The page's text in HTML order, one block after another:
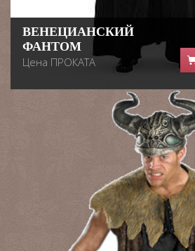
ВЕНЕЦИАНСКИЙ
ФАНТОМ
Цена ПРОКАТА
Персонаж Венецианский
фантом одет в маску и
длинный плащь, второе
его название Призрак
Размер универсальный.